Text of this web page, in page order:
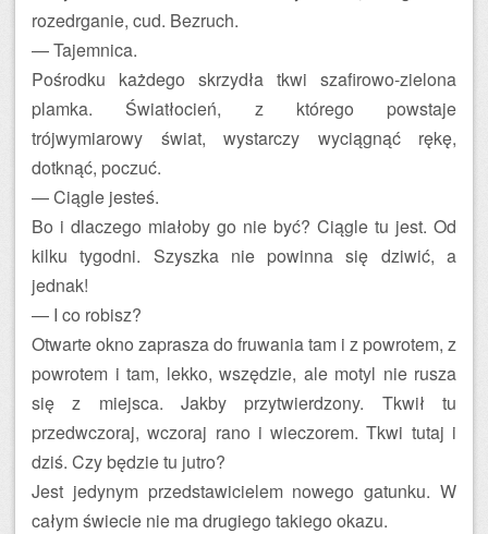
rozedrganie, cud. Bezruch.
— Tajemnica.
Pośrodku każdego skrzydła tkwi szafirowo-zielona
plamka. Światłocień, z którego powstaje
trójwymiarowy świat, wystarczy wyciągnąć rękę,
dotknąć, poczuć.
— Ciągle jesteś.
Bo i dlaczego miałoby go nie być? Ciągle tu jest. Od
kilku tygodni. Szyszka nie powinna się dziwić, a
jednak!
— I co robisz?
Otwarte okno zaprasza do fruwania tam i z powrotem, z
powrotem i tam, lekko, wszędzie, ale motyl nie rusza
się z miejsca. Jakby przytwierdzony. Tkwił tu
przedwczoraj, wczoraj rano i wieczorem. Tkwi tutaj i
dziś. Czy będzie tu jutro?
Jest jedynym przedstawicielem nowego gatunku. W
całym świecie nie ma drugiego takiego okazu.